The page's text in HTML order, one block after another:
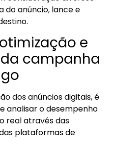
do anúncio, lance e
e
campanha
dos anúncios digitais, é
analisar o desempenho
real através das
plataformas de